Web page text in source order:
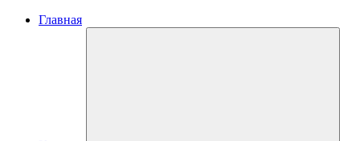
Главная